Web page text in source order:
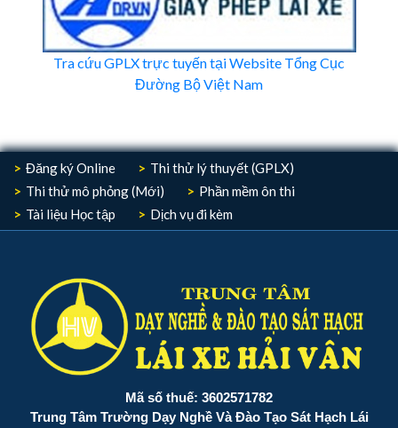
Tra cứu GPLX trực tuyến tại Website Tổng Cục
Đường Bộ Việt Nam
Đăng ký Online
Thi thử lý thuyết (GPLX)
Thi thử mô phỏng (Mới)
Phần mềm ôn thi
Tài liệu Học tập
Dịch vụ đi kèm
Mã số thuế: 3602571782
Trung Tâm Trường Dạy Nghề Và Đào Tạo Sát Hạch Lái